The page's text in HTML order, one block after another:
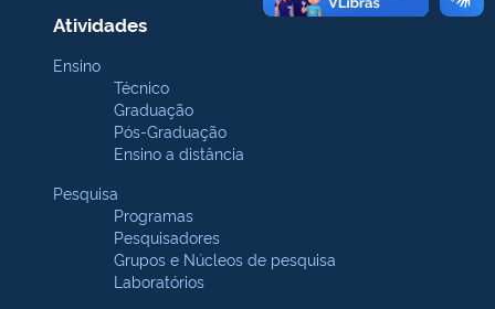
Atividades
Ensino
Técnico
Graduação
Pós-Graduação
Ensino a distância
Pesquisa
Programas
Pesquisadores
Grupos e Núcleos de pesquisa
Laboratórios